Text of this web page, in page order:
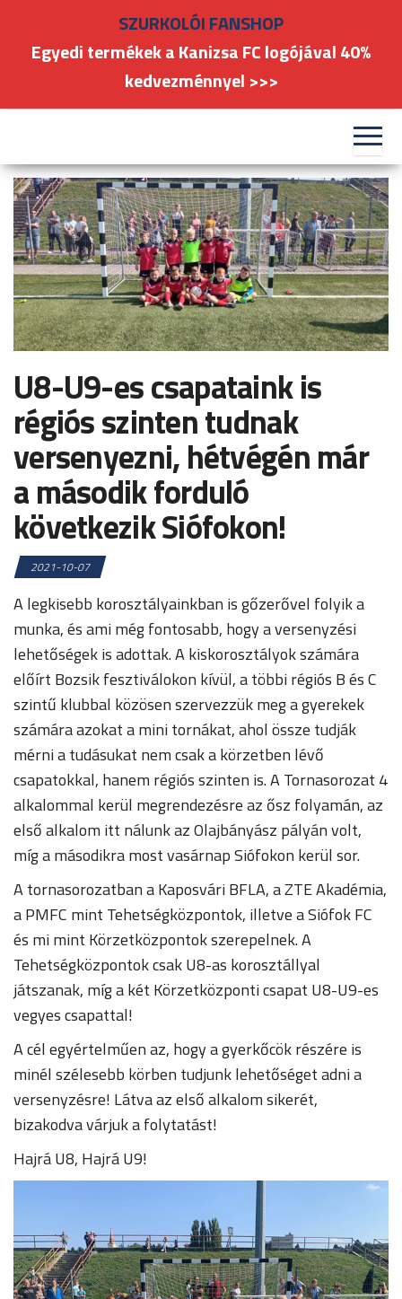
FC
#kanizsafoci
U8-U9-es csapataink is
régiós szinten tudnak
versenyezni, hétvégén már
a második forduló
következik Siófokon!
2021-10-07
A legkisebb korosztályainkban is gőzerővel folyik a
munka, és ami még fontosabb, hogy a versenyzési
lehetőségek is adottak. A kiskorosztályok számára
előírt Bozsik fesztiválokon kívül, a többi régiós B és C
szintű klubbal közösen szervezzük meg a gyerekek
számára azokat a mini tornákat, ahol össze tudják
mérni a tudásukat nem csak a körzetben lévő
csapatokkal, hanem régiós szinten is. A Tornasorozat 4
alkalommal kerül megrendezésre az ősz folyamán, az
első alkalom itt nálunk az Olajbányász pályán volt,
míg a másodikra most vasárnap Siófokon kerül sor.
A tornasorozatban a Kaposvári BFLA, a ZTE Akadémia,
a PMFC mint Tehetségközpontok, illetve a Siófok FC
és mi mint Körzetközpontok szerepelnek. A
Tehetségközpontok csak U8-as korosztállyal
játszanak, míg a két Körzetközponti csapat U8-U9-es
vegyes csapattal!
A cél egyértelműen az, hogy a gyerkőcök részére is
minél szélesebb körben tudjunk lehetőséget adni a
versenyzésre! Látva az első alkalom sikerét,
bizakodva várjuk a folytatást!
Hajrá U8, Hajrá U9!
SZURKOLÓI FANSHOP
Egyedi termékek a Kanizsa FC logójával 40%
kedvezménnyel >>>